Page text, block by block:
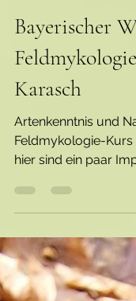
vor 7 Tagen
Bayerischer
Feldmykologie
Karasch
Artenkenntnis und
hier sind ein paar
war auch im
als üblich.
grün und wir haben
Pilze finden können!